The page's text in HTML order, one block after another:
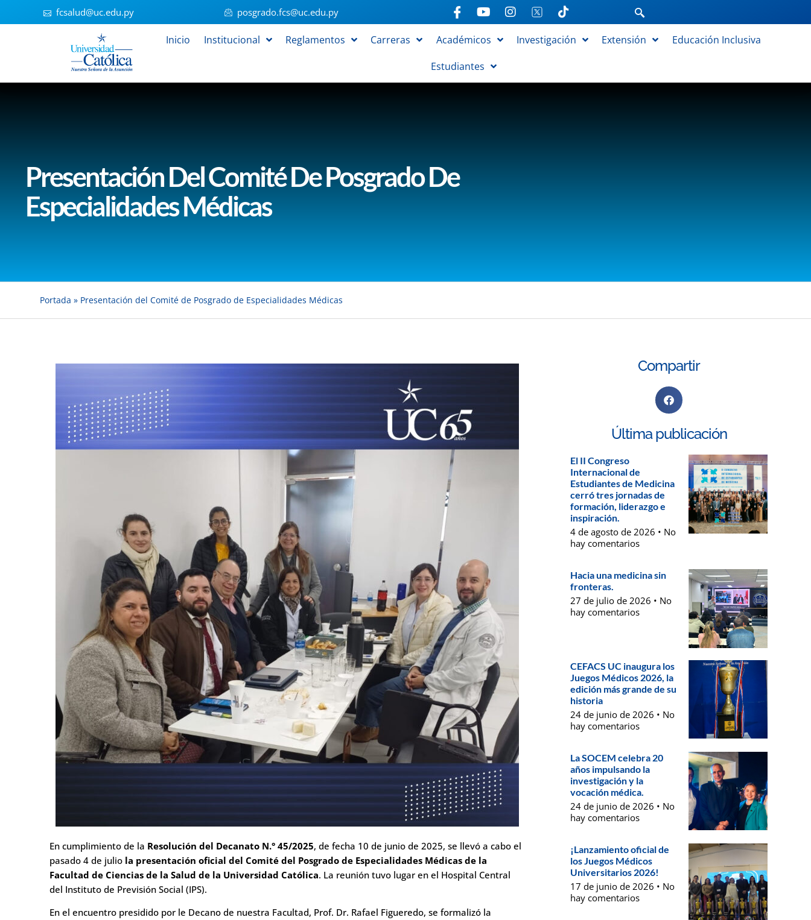
fcsalud@uc.edu.py posgrado.fcs@uc.edu.py
Inicio Institucional Reglamentos Carreras Académicos Investigación Extensión
Educación Inclusiva
Estudiantes
Presentación Del Comité De Posgrado De
Especialidades Médicas
Portada » Presentación del Comité de Posgrado de Especialidades Médicas
En cumplimiento de la Resolución del Decanato N.° 45/2025, de fecha 10 de junio de 2025, se llevó a cabo el
pasado 4 de julio la presentación oficial del Comité del Posgrado de Especialidades Médicas de la
Facultad de Ciencias de la Salud de la Universidad Católica. La reunión tuvo lugar en el Hospital Central
del Instituto de Previsión Social (IPS).
En el encuentro presidido por le Decano de nuestra Facultad, Prof. Dr. Rafael Figueredo, se formalizó la
Compartir
Última publicación
El II Congreso
Internacional de
Estudiantes de Medicina
cerró tres jornadas de
formación, liderazgo e
inspiración.
4 de agosto de 2026
No
hay comentarios
Hacia una medicina sin
fronteras.
27 de julio de 2026
No
hay comentarios
CEFACS UC inaugura los
Juegos Médicos 2026, la
edición más grande de su
historia
24 de junio de 2026
No
hay comentarios
La SOCEM celebra 20
años impulsando la
investigación y la
vocación médica.
24 de junio de 2026
No
hay comentarios
¡Lanzamiento oficial de
los Juegos Médicos
Universitarios 2026!
17 de junio de 2026
No
hay comentarios